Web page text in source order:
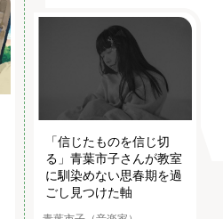
「信じたものを信じ切
る」青葉市子さんが教室
に馴染めない思春期を過
ごし見つけた軸